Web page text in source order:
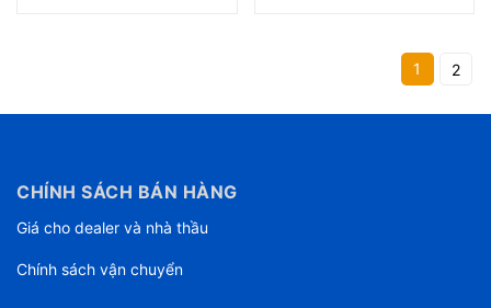
1 2
CHÍNH SÁCH BÁN HÀNG
Giá cho dealer và nhà thầu
Chính sách vận chuyển